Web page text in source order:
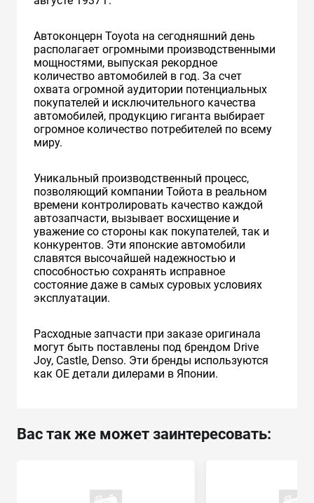
Автоконцерн Toyota на сегодняшний день
располагает огромными производственными
мощностями, выпуская рекордное
количество автомобилей в год. За счет
охвата огромной аудитории потенциальных
покупателей и исключительного качества
автомобилей, продукцию гиганта выбирает
огромное количество потребителей по всему
миру.
Уникальный производственный процесс,
позволяющий компании Тойота в реальном
времени контролировать качество каждой
автозапчасти, вызывает восхищение и
уважение со стороны как покупателей, так и
конкурентов. Эти японские автомобили
славятся высочайшей надежностью и
способностью сохранять исправное
состояние даже в самых суровых условиях
эксплуатации.
Расходные запчасти при заказе оригинала
могут быть поставлены под брендом Drive
Joy, Castle, Denso. Эти бренды используются
как ОЕ детали дилерами в Японии.
Вас так же может заинтересовать: